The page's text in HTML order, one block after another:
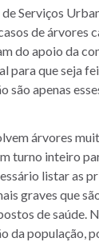
Serviços
de árvores
do apoio da
para que seja
são apenas
árvores
turno inteiro
listar as
graves que
de saúde.
da população,